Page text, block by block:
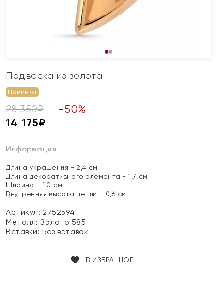
Подвеска из золота
Новинка
28 350₽ -50%
14 175₽
Информация
Длина украшения - 2,4 см
Длина декоративного элемента - 1,7 см
Ширина - 1,0 см
Внутренняя высота петли - 0,6 см
Артикул: 2752594
Металл:Золото 585
Вставки:Без вставок
В ИЗБРАННОЕ